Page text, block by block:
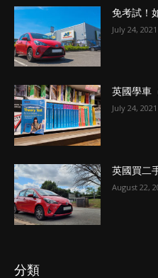
免考試！
July 24, 2021
英國學車
July 24, 2021
英國買二
August 22,
分類